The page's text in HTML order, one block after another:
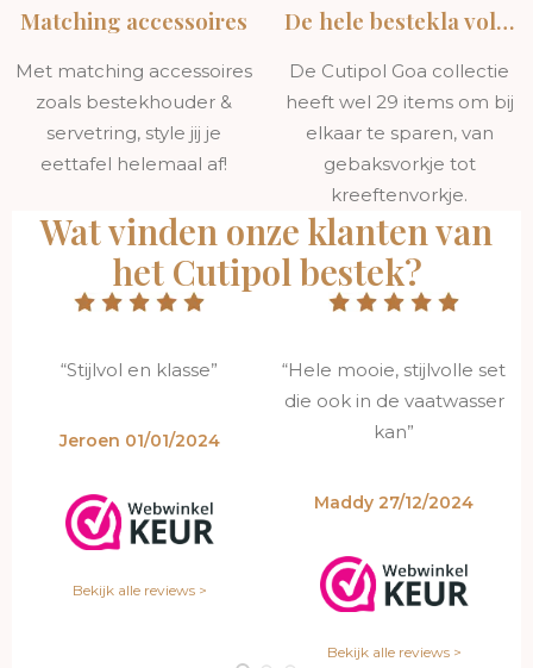
De Cutipol Goa collectie biedt de perfecte combinatie
hars en staal, samen met de 24-karaats vergulding,
duurzaam. Voeg luxe toe aan je eettafel met het Cutipol
Matching accessoires
Met matching accessoires
zoals bestekhouder &
servetring, style jij je
eettafel helemaal af!
De hele bestekla vol…
De Cutipol Goa collectie
heeft wel 29 items om bij
elkaar te sparen, van
gebaksvorkje tot
kreeftenvorkje.
Wat vinden onze klanten van
het Cutipol bestek?
“Stijlvol en klasse”
Jeroen 01/01/2024
Bekijk alle reviews >
“Hele mooie, stijlvolle set
die ook in de vaatwasser
kan”
Maddy 27/12/2024
Bekijk alle reviews >